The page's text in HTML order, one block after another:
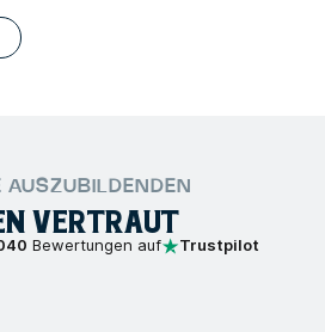
VERTRAUT
Bewertungen auf Trustpilot